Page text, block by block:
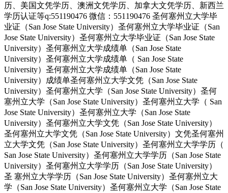
历、美国文凭学历、澳洲文凭学历、加拿大文凭学历、新西兰
学历认证等q:551190476 微信：551190476 圣何塞州立大学毕
业证（San Jose State University）圣何塞州立大学毕业证（San
Jose State University）圣何塞州立大学毕业证（San Jose State
University）圣何塞州立大学成绩单（San Jose State
University）圣何塞州立大学成绩单（ San Jose State
University）圣何塞州立大学成绩单（San Jose State
University）成绩单圣何塞州立大学文凭（San Jose State
University）圣何塞州立大学（San Jose State University）圣何
塞州立大学（San Jose State University）圣何塞州立大学（ San
Jose State University）圣何塞州立大学（San Jose State
University）圣何塞州立大学文凭（San Jose State University）
圣何塞州立大学文凭（San Jose State University）文凭圣何塞州
立大学文凭（San Jose State University）圣何塞州立大学学历（
San Jose State University）圣何塞州立大学学历（San Jose State
University）圣何塞州立大学学历（San Jose State University）
圣 塞州立大学学历（San Jose State University）圣何塞州立大
学（San Jose State University）圣何塞州立大学（San Jose State